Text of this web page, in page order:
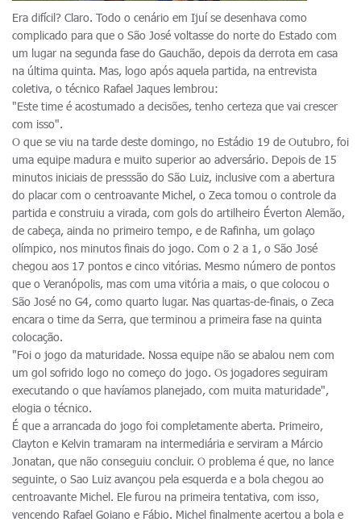
Era difícil? Claro. Todo o cenário em Ijuí se desenhava como
complicado para que o São José voltasse do norte do Estado com
um lugar na segunda fase do Gauchão, depois da derrota em casa
na última quinta. Mas, logo após aquela partida, na entrevista
coletiva, o técnico Rafael Jaques lembrou:
"Este time é acostumado a decisões, tenho certeza que vai crescer
com isso".
O que se viu na tarde deste domingo, no Estádio 19 de Outubro, foi
uma equipe madura e muito superior ao adversário. Depois de 15
minutos iniciais de presssão do São Luiz, inclusive com a abertura
do placar com o centroavante Michel, o Zeca tomou o controle da
partida e construiu a virada, com gols do artilheiro Éverton Alemão,
de cabeça, ainda no primeiro tempo, e de Rafinha, um golaço
olímpico, nos minutos finais do jogo. Com o 2 a 1, o São José
chegou aos 17 pontos e cinco vitórias. Mesmo número de pontos
que o Veranópolis, mas com uma vitória a mais, o que colocou o
São José no G4, como quarto lugar. Nas quartas-de-finais, o Zeca
encara o time da Serra, que terminou a primeira fase na quinta
colocação.
"Foi o jogo da maturidade. Nossa equipe não se abalou nem com
um gol sofrido logo no começo do jogo. Os jogadores seguiram
executando o que havíamos planejado, com muita maturidade",
elogia o técnico.
É que a arrancada do jogo foi completamente aberta. Primeiro,
Clayton e Kelvin tramaram na intermediária e serviram a Márcio
Jonatan, que não conseguiu concluir. O problema é que, no lance
seguinte, o Sao Luiz avançou pela esquerda e a bola chegou ao
centroavante Michel. Ele furou na primeira tentativa, com isso,
vencendo Rafael Goiano e Fábio. Michel finalmente acertou a bola e